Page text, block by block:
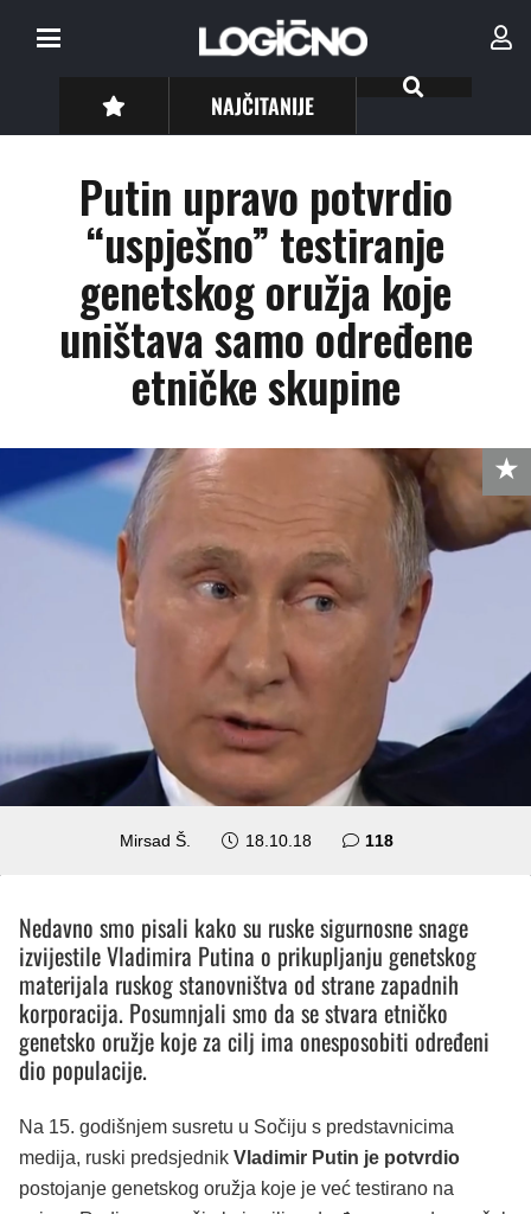
NAJČITANIJE
Putin upravo potvrdio
“uspješno” testiranje
genetskog oružja koje
uništava samo određene
etničke skupine
Mirsad Š. 18.10.18 118komentara
Nedavno smo pisali kako su ruske sigurnosne snage
izvijestile Vladimira Putina o prikupljanju genetskog
materijala ruskog stanovništva od strane zapadnih
korporacija. Posumnjali smo da se stvara etničko
genetsko oružje koje za cilj ima onesposobiti određeni
dio populacije.
Na 15. godišnjem susretu u Sočiju s predstavnicima
medija, ruski predsjednik Vladimir Putin je potvrdio
postojanje genetskog oružja koje je već testirano na